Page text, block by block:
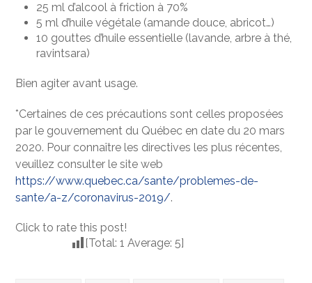
25 ml d’alcool à friction à 70%
5 ml d’huile végétale (amande douce, abricot…)
10 gouttes d’huile essentielle (lavande, arbre à thé,
ravintsara)
Bien agiter avant usage.
*Certaines de ces précautions sont celles proposées
par le gouvernement du Québec en date du 20 mars
2020. Pour connaître les directives les plus récentes,
veuillez consulter le site web
https://www.quebec.ca/sante/problemes-de-
sante/a-z/coronavirus-2019/.
Click to rate this post!
[Total:1 Average:5]